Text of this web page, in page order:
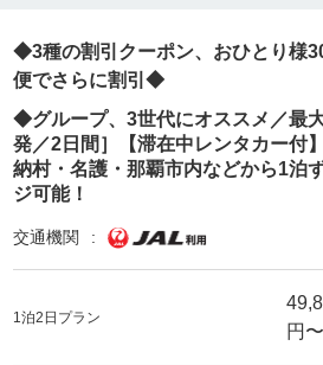
◆3種の割引クーポン、おひとり様
便でさらに割引◆
◆グループ、3世代にオススメ／最
発／2日間］【滞在中レンタカー付
納村・名護・那覇市内などから1泊
ジ可能！
交通機関
1泊2日プラン
円〜